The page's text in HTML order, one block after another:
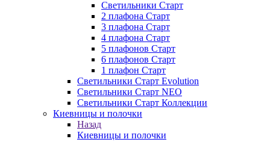
Светильники Старт
2 плафона Старт
3 плафона Старт
4 плафона Старт
5 плафонов Старт
6 плафонов Старт
1 плафон Старт
Светильники Старт Evolution
Светильники Старт NEO
Светильники Старт Коллекции
Киевницы и полочки
Назад
Киевницы и полочки